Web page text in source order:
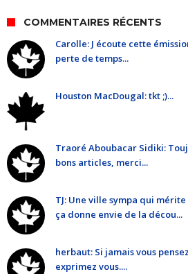
COMMENTAIRES RÉCENTS
Carolle: J écoute cette
perte de temps...
Houston MacDougal: tkt ;)...
Traoré Aboubacar Sidiki:
bons articles, merci...
TJ: Une ville sympa qui
ça donne envie de la décou...
herbaut: Si jamais vous
exprimez vous....